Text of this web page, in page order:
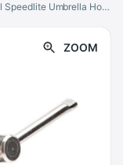
Selens SE-L012 Flash Schoen Beugel Speedlite Umbrella Holder Light Stand Schroef Mount L Beugel Fotografie Accessoires
ZOOM